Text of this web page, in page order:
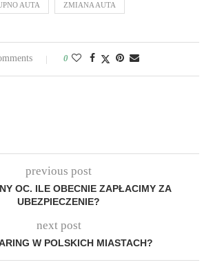
AUTA ZMIANA AUTA
0
previous post
OC. ILE OBECNIE ZAPŁACIMY ZA
UBEZPIECZENIE?
next post
W POLSKICH MIASTACH?